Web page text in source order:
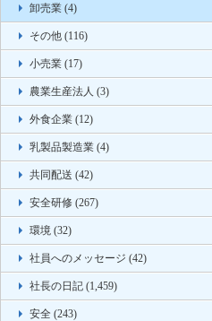
卸売業 (4)
その他 (116)
小売業 (17)
農業生産法人 (3)
外食企業 (12)
乳製品製造業 (4)
共同配送 (42)
安全研修 (267)
環境 (32)
社員へのメッセージ (42)
社長の日記 (1,459)
安全 (243)